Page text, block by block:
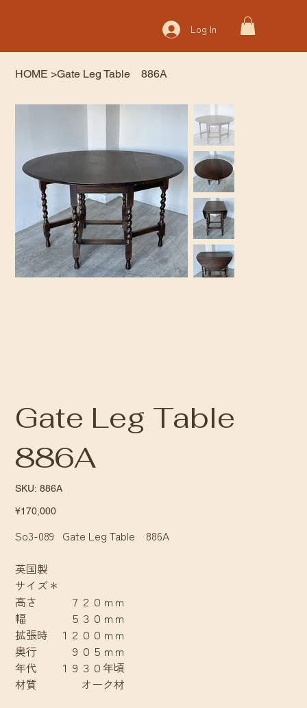
Log In
HOME >Gate Leg Table 886A
Gate Leg Table
886A
SKU: SKU
886A
886A
Price
¥170,000
So3-089 Gate Leg Table 886A
英国製
サイズ＊
高さ ７２０ｍｍ
幅 ５３０ｍｍ
拡張時 １２００ｍｍ
奥行 ９０５ｍｍ
年代 １９３０年頃
材質 オーク材